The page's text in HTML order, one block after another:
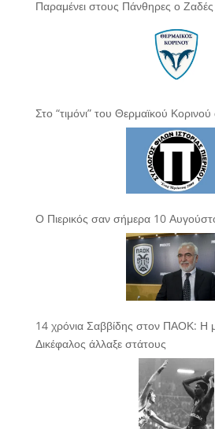
Παραμένει στους Πάνθηρες ο Ζαδές
Στο “τιμόνι” του Θερμαϊκού
Ο Πιερικός σαν σήμερα 10
14 χρόνια Σαββίδης στον ΠΑΟΚ: Η
Δικέφαλος άλλαξε στάτους